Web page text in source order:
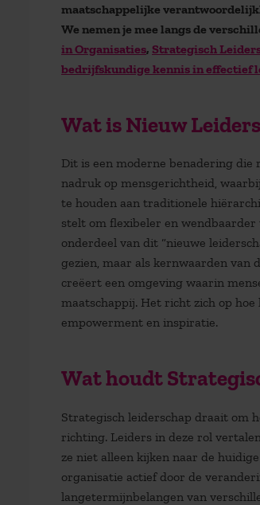
maatschappelijke
We nemen je mee langs de
in Organisaties, Strategisch
bedrijfskundige kennis in effectief
Wat is Nieuw
Dit is een moderne benadering die
nadruk op mensgerichtheid,
te houden aan traditionele
stelt om flexibeler en wendbaarder
onderdeel van dit “nieuwe
gezien, maar als kernwaarden
creëert een omgeving waarin
maatschappij. Het richt zich op
empowerment en inspiratie.
Wat houdt
Strategisch leiderschap draait om
richting. Leiders in deze rol
ze niet alleen kijken naar de
organisatie actief door de
langetermijnbelangen van